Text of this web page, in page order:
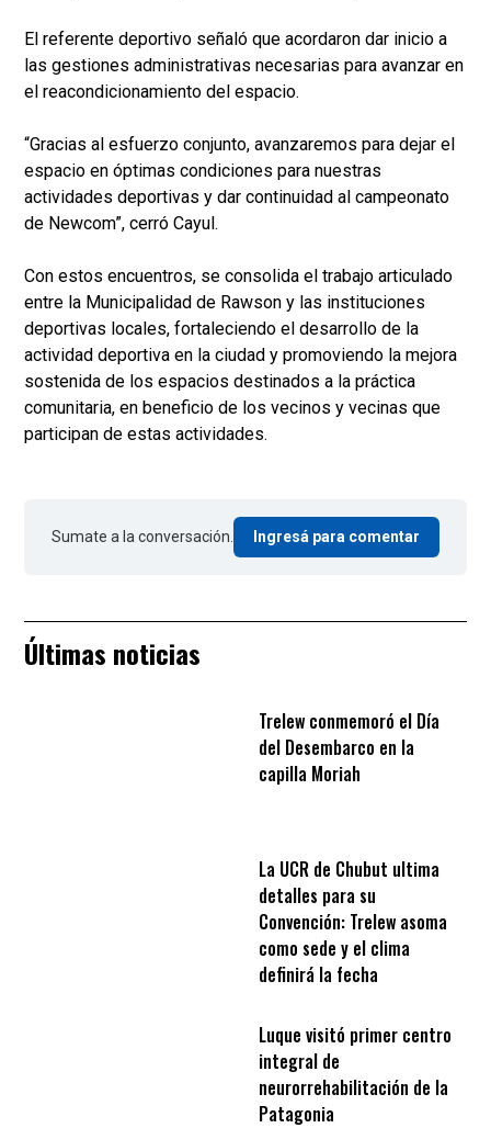
El referente deportivo señaló que acordaron dar inicio a
las gestiones administrativas necesarias para avanzar en
el reacondicionamiento del espacio.
“Gracias al esfuerzo conjunto, avanzaremos para dejar el
espacio en óptimas condiciones para nuestras
actividades deportivas y dar continuidad al campeonato
de Newcom”, cerró Cayul.
Con estos encuentros, se consolida el trabajo articulado
entre la Municipalidad de Rawson y las instituciones
deportivas locales, fortaleciendo el desarrollo de la
actividad deportiva en la ciudad y promoviendo la mejora
sostenida de los espacios destinados a la práctica
comunitaria, en beneficio de los vecinos y vecinas que
participan de estas actividades.
Sumate a la conversación. Ingresá para comentar
Últimas noticias
Trelew conmemoró el Día
del Desembarco en la
capilla Moriah
La UCR de Chubut ultima
detalles para su
Convención: Trelew asoma
como sede y el clima
definirá la fecha
Luque visitó primer centro
integral de
neurorrehabilitación de la
Patagonia